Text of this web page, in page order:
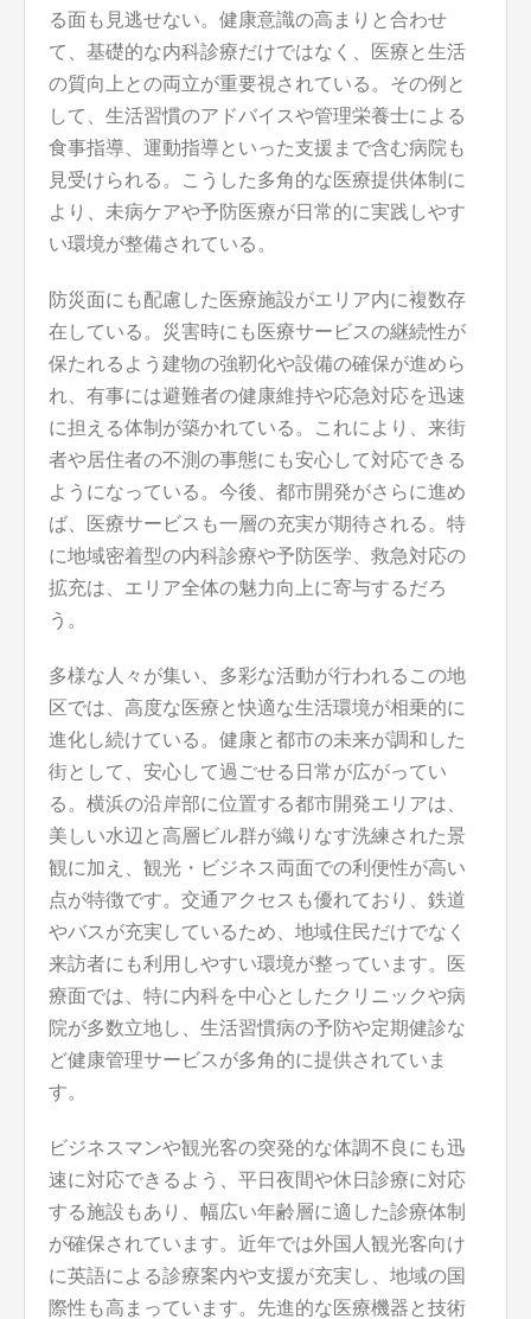
る面も見逃せない。健康意識の高まりと合わせ
て、基礎的な内科診療だけではなく、医療と生活
の質向上との両立が重要視されている。その例と
して、生活習慣のアドバイスや管理栄養士による
食事指導、運動指導といった支援まで含む病院も
見受けられる。こうした多角的な医療提供体制に
より、未病ケアや予防医療が日常的に実践しやす
い環境が整備されている。
防災面にも配慮した医療施設がエリア内に複数存
在している。災害時にも医療サービスの継続性が
保たれるよう建物の強靭化や設備の確保が進めら
れ、有事には避難者の健康維持や応急対応を迅速
に担える体制が築かれている。これにより、来街
者や居住者の不測の事態にも安心して対応できる
ようになっている。今後、都市開発がさらに進め
ば、医療サービスも一層の充実が期待される。特
に地域密着型の内科診療や予防医学、救急対応の
拡充は、エリア全体の魅力向上に寄与するだろ
う。
多様な人々が集い、多彩な活動が行われるこの地
区では、高度な医療と快適な生活環境が相乗的に
進化し続けている。健康と都市の未来が調和した
街として、安心して過ごせる日常が広がってい
る。横浜の沿岸部に位置する都市開発エリアは、
美しい水辺と高層ビル群が織りなす洗練された景
観に加え、観光・ビジネス両面での利便性が高い
点が特徴です。交通アクセスも優れており、鉄道
やバスが充実しているため、地域住民だけでなく
来訪者にも利用しやすい環境が整っています。医
療面では、特に内科を中心としたクリニックや病
院が多数立地し、生活習慣病の予防や定期健診な
ど健康管理サービスが多角的に提供されていま
す。
ビジネスマンや観光客の突発的な体調不良にも迅
速に対応できるよう、平日夜間や休日診療に対応
する施設もあり、幅広い年齢層に適した診療体制
が確保されています。近年では外国人観光客向け
に英語による診療案内や支援が充実し、地域の国
際性も高まっています。先進的な医療機器と技術